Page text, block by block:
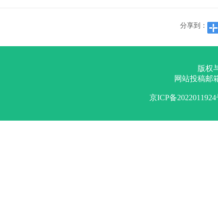
分享到：
版权
网站投稿邮
京ICP备